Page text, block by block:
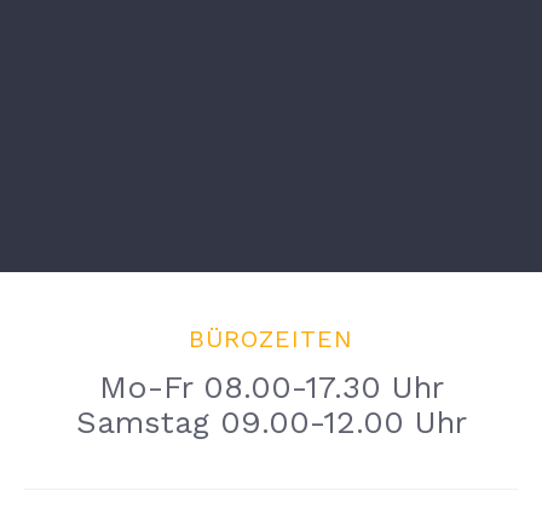
BÜROZEITEN
Mo-Fr 08.00-17.30 Uhr
Samstag 09.00-12.00 Uhr